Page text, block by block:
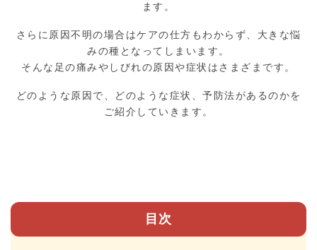
ます。
さらに原因不明の場合はケアの仕方もわからず、大きな悩
みの種となってしまいます。
そんな足の痛みやしびれの原因や症状はさまざまです。
どのような原因で、どのような症状、予防法があるのかを
ご紹介していきます。
目次